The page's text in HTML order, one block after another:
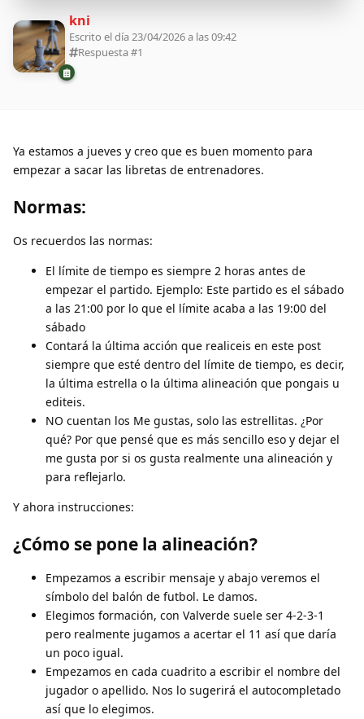
kni
Escrito el día 23/04/2026 a las 09:42
Respuesta #1
Ya estamos a jueves y creo que es buen momento para
empezar a sacar las libretas de entrenadores.
Normas:
Os recuerdos las normas:
El límite de tiempo es siempre 2 horas antes de
empezar el partido. Ejemplo: Este partido es el sábado
a las 21:00 por lo que el límite acaba a las 19:00 del
sábado
Contará la última acción que realiceis en este post
siempre que esté dentro del límite de tiempo, es decir,
la última estrella o la última alineación que pongais u
editeis.
NO cuentan los Me gustas, solo las estrellitas. ¿Por
qué? Por que pensé que es más sencillo eso y dejar el
me gusta por si os gusta realmente una alineación y
para reflejarlo.
Y ahora instrucciones:
¿Cómo se pone la alineación?
Empezamos a escribir mensaje y abajo veremos el
símbolo del balón de futbol. Le damos.
Elegimos formación, con Valverde suele ser 4-2-3-1
pero realmente jugamos a acertar el 11 así que daría
un poco igual.
Empezamos en cada cuadrito a escribir el nombre del
jugador o apellido. Nos lo sugerirá el autocompletado
así que lo elegimos.